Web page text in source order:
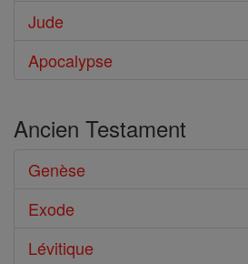
Jude
Apocalypse
Ancien Testament
Genèse
Exode
Lévitique